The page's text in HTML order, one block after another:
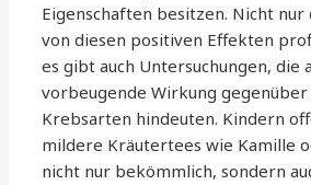
Eigenschaften besitzen. Nicht nur
von diesen positiven Effekten
es gibt auch Untersuchungen, die
vorbeugende Wirkung
Krebsarten hindeuten. Kindern
mildere Kräutertees wie Kamille
nicht nur bekömmlich, sondern